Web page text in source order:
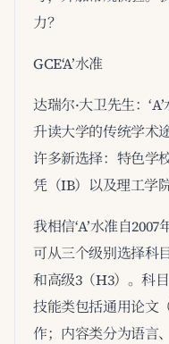
力？
GCE‘A’水准
达瑞尔·大卫先生：
升读大学的传统学术
许多新选择：特色学
凭（IB）以及理工学
我相信‘A’水准自
可从三个级别选择科
和高级3（H3）。科
技能类包括通用论文
作；内容类分为语言